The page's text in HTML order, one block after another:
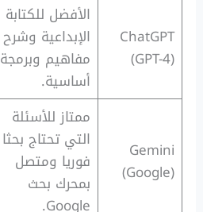
ChatGPT
(GPT-4)
الأفضل للكتابة
الإبداعية وشرح
مفاهيم وبرمجة
أساسية.
Gemini
(Google)
ممتاز للأسئلة
التي تحتاج بحثا
فوريا ومتصل
بمحرك بحث
Google.